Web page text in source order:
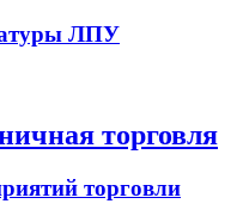
ЛПУ
торговля
торговли